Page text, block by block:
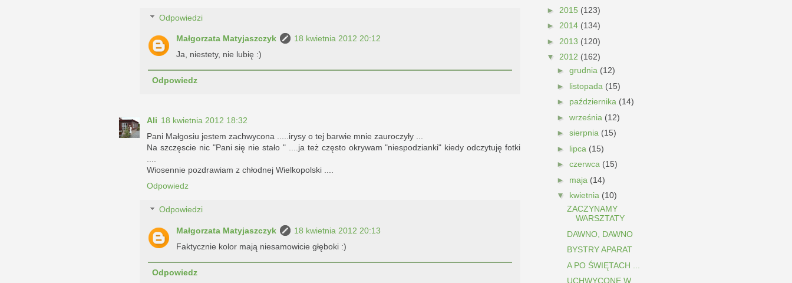
Odpowiedzi
Małgorzata Matyjaszczyk
18 kwietnia 2012 20:12
Ja, niestety, nie lubię :)
Odpowiedz
Ali 18 kwietnia 2012 18:32
Pani Małgosiu jestem zachwycona .....irysy o tej barwie mnie zauroczyły ...
Na szczęscie nic "Pani się nie stało " ....ja też często okrywam "niespodzianki" kiedy odczytuję fotki
....
Wiosennie pozdrawiam z chłodnej Wielkopolski ....
Odpowiedz
Odpowiedzi
Małgorzata Matyjaszczyk
18 kwietnia 2012 20:13
Faktycznie kolor mają niesamowicie głęboki :)
Odpowiedz
► 2015 (123)
► 2014 (134)
► 2013 (120)
▼ 2012 (162)
► grudnia (12)
► listopada (15)
► października (14)
► września (12)
► sierpnia (15)
► lipca (15)
► czerwca (15)
► maja (14)
▼ kwietnia (10)
ZACZYNAMY
WARSZTATY
DAWNO, DAWNO
BYSTRY APARAT
A PO ŚWIĘTACH ...
UCHWYCONE W